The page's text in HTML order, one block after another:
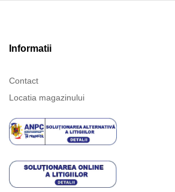
Informatii
Contact
Locatia magazinului